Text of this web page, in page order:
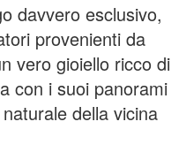
davvero esclusivo,
provenienti da
vero gioiello ricco di
con i suoi panorami
della vicina